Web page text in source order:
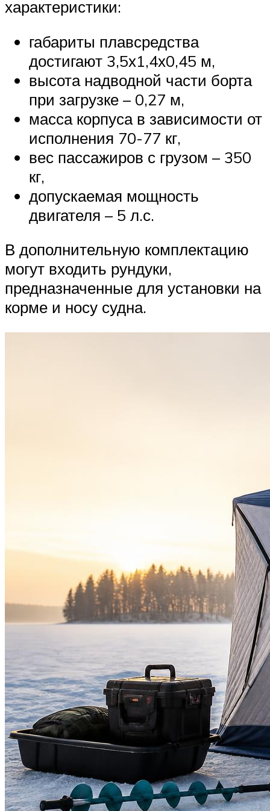
характеристики:
габариты плавсредства
достигают 3,5х1,4х0,45 м,
высота надводной части борта
при загрузке – 0,27 м,
масса корпуса в зависимости от
исполнения 70-77 кг,
вес пассажиров с грузом – 350
кг,
допускаемая мощность
двигателя – 5 л.с.
В дополнительную комплектацию
могут входить рундуки,
предназначенные для установки на
корме и носу судна.